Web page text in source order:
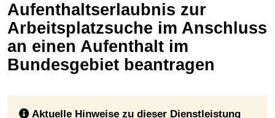
Aufenthaltserlaubnis zur
Arbeitsplatzsuche im Anschluss
an einen Aufenthalt im
Bundesgebiet beantragen
Aktuelle Hinweise zu dieser Dienstleistung